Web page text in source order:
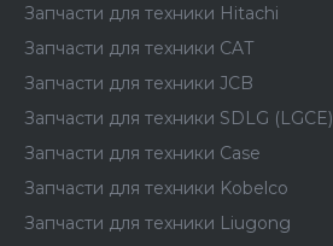
Запчасти для техники Hitachi
Запчасти для техники CAT
Запчасти для техники JCB
Запчасти для техники SDLG (LGCE)
Запчасти для техники Case
Запчасти для техники Kobelco
Запчасти для техники Liugong